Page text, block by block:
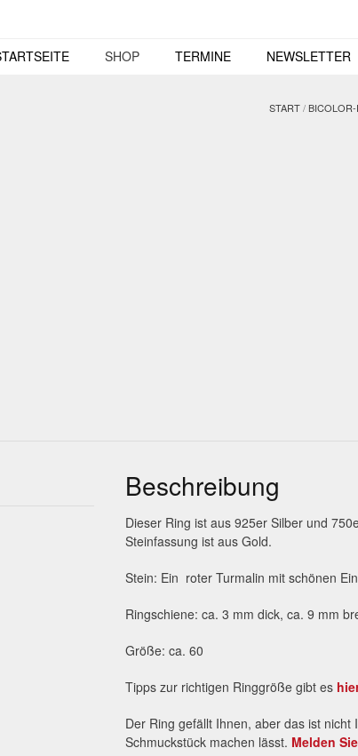
SHOP TERMINE NEWSLETTER
START/
Beschreibung
Dieser Ring ist aus 925er Silber und
Steinfassung ist aus Gold.
Stein: Ein roter Turmalin mit schönen
Ringschiene: ca. 3 mm dick, ca. 9 mm
Größe: ca. 60
Tipps zur richtigen Ringgröße gibt es
Der Ring gefällt Ihnen, aber das ist
Schmuckstück machen lässt. Melden